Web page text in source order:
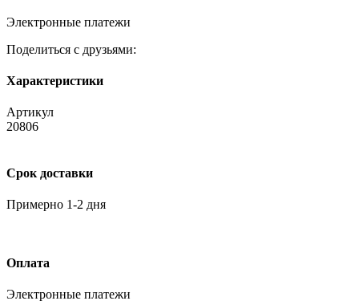
Электронные платежи
Поделиться с друзьями:
Характеристики
Артикул
20806
Срок доставки
Примерно 1-2 дня
Оплата
Электронные платежи